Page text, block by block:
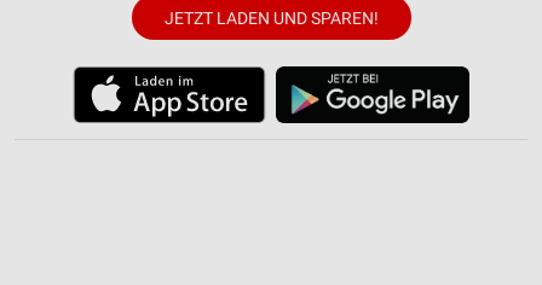
JETZT LADEN UND SPAREN!
Messung der Performance von Inhalten
Analyse von Zielgruppen durch Statistiken oder
Kombinationen von Daten aus verschiedenen
Quellen